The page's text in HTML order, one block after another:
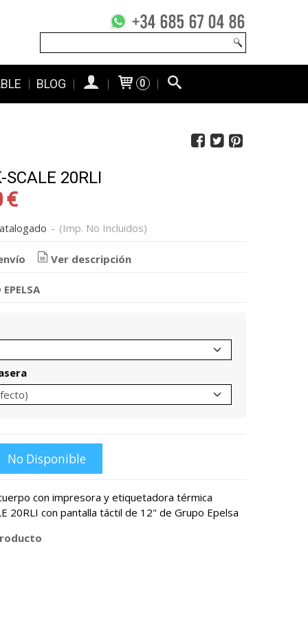
BLOG 0
SCALE 20RLI
€
- (Imp. No Incluidos)
Ver descripción
EPELSA
No Disponible
con impresora y etiquetadora térmica
20RLI con pantalla táctil de 12" de Grupo Epelsa